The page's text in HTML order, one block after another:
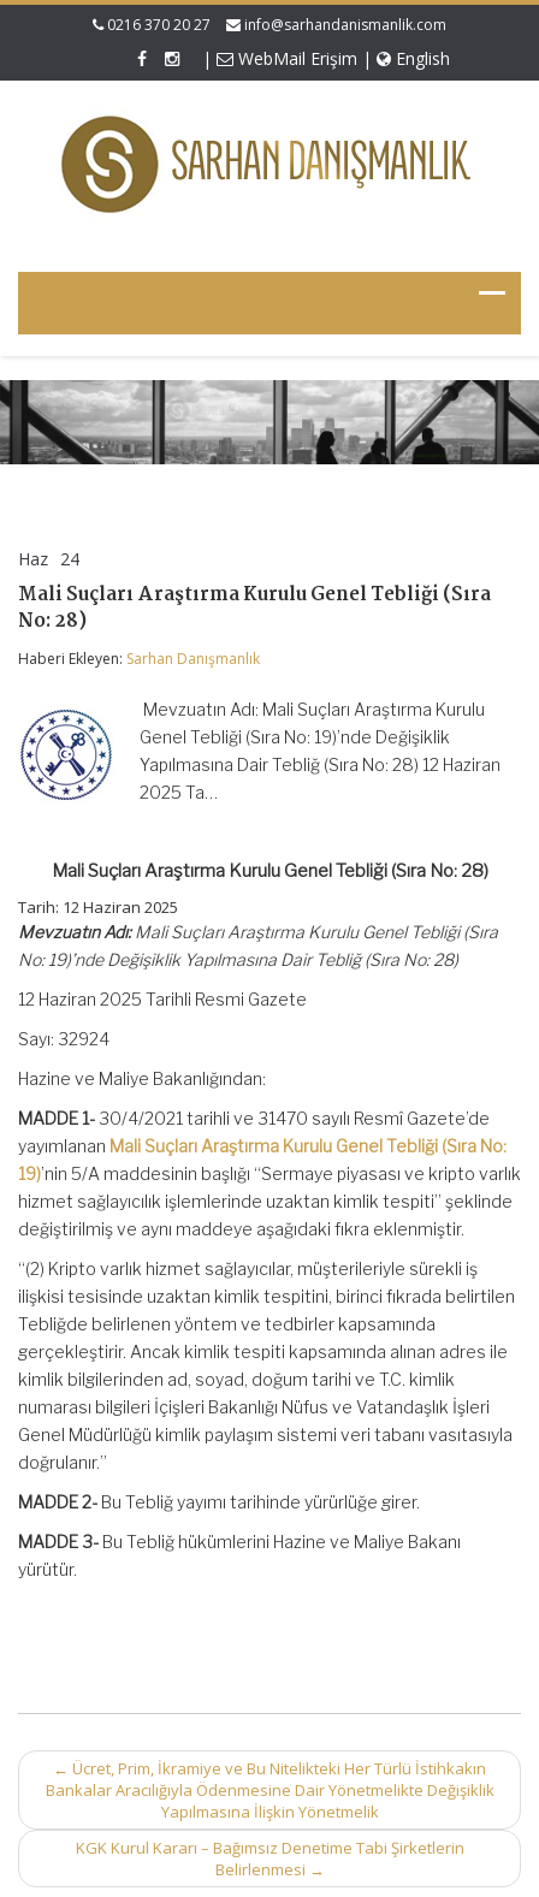
0216 370 20 27 info@sarhandanismanlik.com
| WebMail Erişim | English
Haz 24
Araştırma
Tebliği
için
Mali Suçları Araştırma Kurulu Genel Tebliği (Sıra
No: 28)
Haberi Ekleyen: Sarhan Danışmanlık
Mevzuatın Adı: Mali Suçları Araştırma Kurulu
Genel Tebliği (Sıra No: 19)’nde Değişiklik
Yapılmasına Dair Tebliğ (Sıra No: 28) 12 Haziran
2025 Ta…
Mali Suçları Araştırma Kurulu Genel Tebliği (Sıra No: 28)
Tarih: 12 Haziran 2025
Mevzuatın Adı:Mali Suçları Araştırma Kurulu Genel Tebliği (Sıra
No: 19)’nde Değişiklik Yapılmasına Dair Tebliğ (Sıra No: 28)
12 Haziran 2025 Tarihli Resmi Gazete
Sayı: 32924
Hazine ve Maliye Bakanlığından:
MADDE 1- 30/4/2021 tarihli ve 31470 sayılı Resmî Gazete’de
yayımlanan Mali Suçları Araştırma Kurulu Genel Tebliği (Sıra No:
19)’nin 5/A maddesinin başlığı “Sermaye piyasası ve kripto varlık
hizmet sağlayıcılık işlemlerinde uzaktan kimlik tespiti” şeklinde
değiştirilmiş ve aynı maddeye aşağıdaki fıkra eklenmiştir.
“(2) Kripto varlık hizmet sağlayıcılar, müşterileriyle sürekli iş
ilişkisi tesisinde uzaktan kimlik tespitini, birinci fıkrada belirtilen
Tebliğde belirlenen yöntem ve tedbirler kapsamında
gerçekleştirir. Ancak kimlik tespiti kapsamında alınan adres ile
kimlik bilgilerinden ad, soyad, doğum tarihi ve T.C. kimlik
numarası bilgileri İçişleri Bakanlığı Nüfus ve Vatandaşlık İşleri
Genel Müdürlüğü kimlik paylaşım sistemi veri tabanı vasıtasıyla
doğrulanır.”
MADDE 2- Bu Tebliğ yayımı tarihinde yürürlüğe girer.
MADDE 3- Bu Tebliğ hükümlerini Hazine ve Maliye Bakanı
yürütür.
Post
navigation
← Ücret, Prim, İkramiye ve Bu Nitelikteki Her Türlü İstihkakın
Bankalar Aracılığıyla Ödenmesine Dair Yönetmelikte Değişiklik
Yapılmasına İlişkin Yönetmelik
KGK Kurul Kararı – Bağımsız Denetime Tabi Şirketlerin
Belirlenmesi →